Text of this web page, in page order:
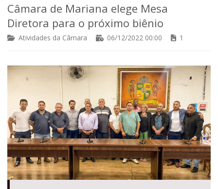
Câmara de Mariana elege Mesa
Diretora para o próximo biênio
Atividades da Câmara 06/12/2022 00:00 1